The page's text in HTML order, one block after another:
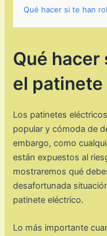
Qué hacer si te han
Qué hacer
el
Los patinetes
popular y cómoda de
embargo, como
están expuestos al
mostraremos qué
desafortunada
patinete eléctrico.
Lo más importante